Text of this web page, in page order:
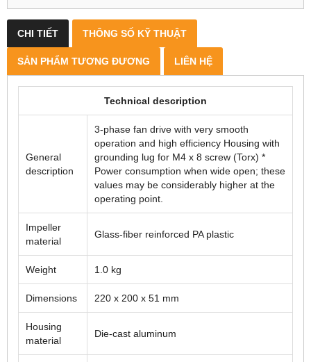
CHI TIẾT THÔNG SỐ KỸ THUẬT
SẢN PHẨM TƯƠNG ĐƯƠNG LIÊN HỆ
Technical description
General
description
3-phase fan drive with very smooth
operation and high efficiency Housing with
grounding lug for M4 x 8 screw (Torx) *
Power consumption when wide open; these
values may be considerably higher at the
operating point.
Impeller
material
Glass-fiber reinforced PA plastic
Weight 1.0 kg
Dimensions 220 x 200 x 51 mm
Housing
material
Die-cast aluminum